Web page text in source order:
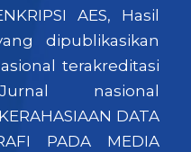
AES, Hasil
dipublikasikan
terakreditasi
nasional
DATA
PADA MEDIA